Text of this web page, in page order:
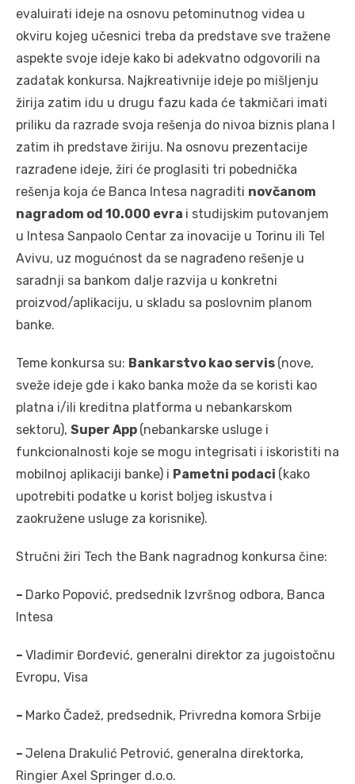
evaluirati ideje na osnovu petominutnog videa u
okviru kojeg učesnici treba da predstave sve tražene
aspekte svoje ideje kako bi adekvatno odgovorili na
zadatak konkursa. Najkreativnije ideje po mišljenju
žirija zatim idu u drugu fazu kada će takmičari imati
priliku da razrade svoja rešenja do nivoa biznis plana I
zatim ih predstave žiriju. Na osnovu prezentacije
razrađene ideje, žiri će proglasiti tri pobednička
rešenja koja će Banca Intesa nagraditi novčanom
nagradom od 10.000 evra i studijskim putovanjem
u Intesa Sanpaolo Centar za inovacije u Torinu ili Tel
Avivu, uz mogućnost da se nagrađeno rešenje u
saradnji sa bankom dalje razvija u konkretni
proizvod/aplikaciju, u skladu sa poslovnim planom
banke.
Teme konkursa su: Bankarstvo kao servis (nove,
sveže ideje gde i kako banka može da se koristi kao
platna i/ili kreditna platforma u nebankarskom
sektoru), Super App (nebankarske usluge i
funkcionalnosti koje se mogu integrisati i iskoristiti na
mobilnoj aplikaciji banke) i Pametni podaci (kako
upotrebiti podatke u korist boljeg iskustva i
zaokružene usluge za korisnike).
Stručni žiri Tech the Bank nagradnog konkursa čine:
– Darko Popović, predsednik Izvršnog odbora, Banca
Intesa
– Vladimir Đorđević, generalni direktor za jugoistočnu
Evropu, Visa
– Marko Čadež, predsednik, Privredna komora Srbije
– Jelena Drakulić Petrović, generalna direktorka,
Ringier Axel Springer d.o.o.